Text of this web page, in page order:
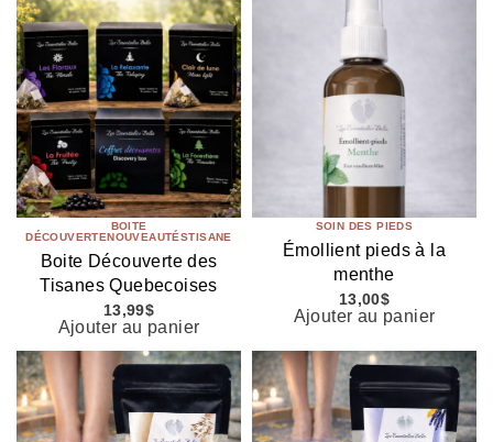
BOITE
DÉCOUVERTENOUVEAUTÉSTISANE
Boite Découverte des
Tisanes Quebecoises
13,99$
Ajouter au panier
SOIN DES PIEDS
Émollient pieds à la
menthe
13,00$
Ajouter au panier